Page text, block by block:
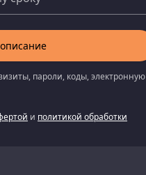
пароли, коды, электронную
и политикой обработки